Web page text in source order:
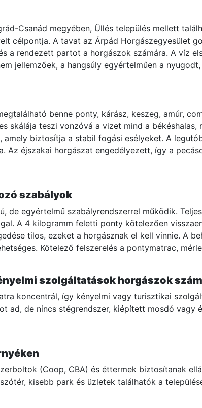
Csanád megyében, Üllés település mellett
célpontja. A tavat az Árpád Horgászegyesület
a rendezett partot a horgászok számára. A víz
jellemzőek, a hangsúly egyértelműen a
benne ponty, kárász, keszeg, amúr,
skálája teszi vonzóvá a vizet mind a
amely biztosítja a stabil fogási esélyeket. A
Az éjszakai horgászat engedélyezett, így a
szabályok
de egyértelmű szabályrendszerrel működik.
A 4 kilogramm feletti ponty kötelezően
tilos, ezeket a horgásznak el kell vinnie. A
Kötelező felszerelés a pontymatrac,
szolgáltatások horgászok
koncentrál, így kényelmi vagy turisztikai
ad, de nincs stégrendszer, kiépített mosdó vagy
(Coop, CBA) és éttermek biztosítanak
kisebb park és üzletek találhatók a